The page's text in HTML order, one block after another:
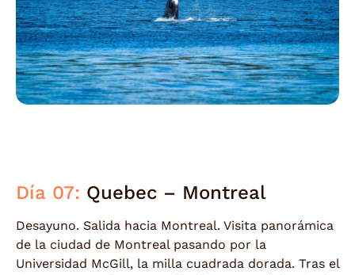
Día 07: Quebec – Montreal
Desayuno. Salida hacia Montreal. Visita panorámica
de la ciudad de Montreal pasando por la
Universidad McGill, la milla cuadrada dorada. Tras el